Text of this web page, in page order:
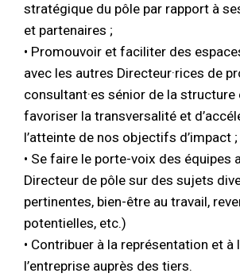
stratégique du pôle par rapport à
et partenaires ;
• Promouvoir et faciliter des
avec les autres Directeur·rices de
consultant·es sénior de la structure
favoriser la transversalité et
l’atteinte de nos objectifs d’impact ;
• Se faire le porte-voix des équipes
Directeur de pôle sur des sujets
pertinentes, bien-être au travail,
potentielles, etc.)
• Contribuer à la représentation et
l’entreprise auprès des tiers.